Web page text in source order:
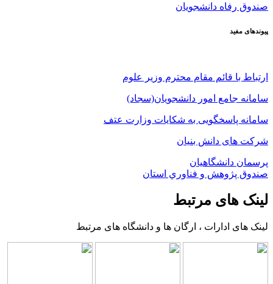
صندوق رفاه دانشجویان
پیوندهای مفید
ارتباط با قائم مقام محترم وزیر علوم
سامانه جامع امور دانشجویان(سجاد)
سامانه پاسخگویی به شکایات وزارت عتف
شرکت های دانش بنیان
پرسمان دانشگاهیان
صندوق پژوهش و فناوري استان
لینک های مرتبط
لینک های ادارات ، ارگان ها و دانشگاه های مرتبط